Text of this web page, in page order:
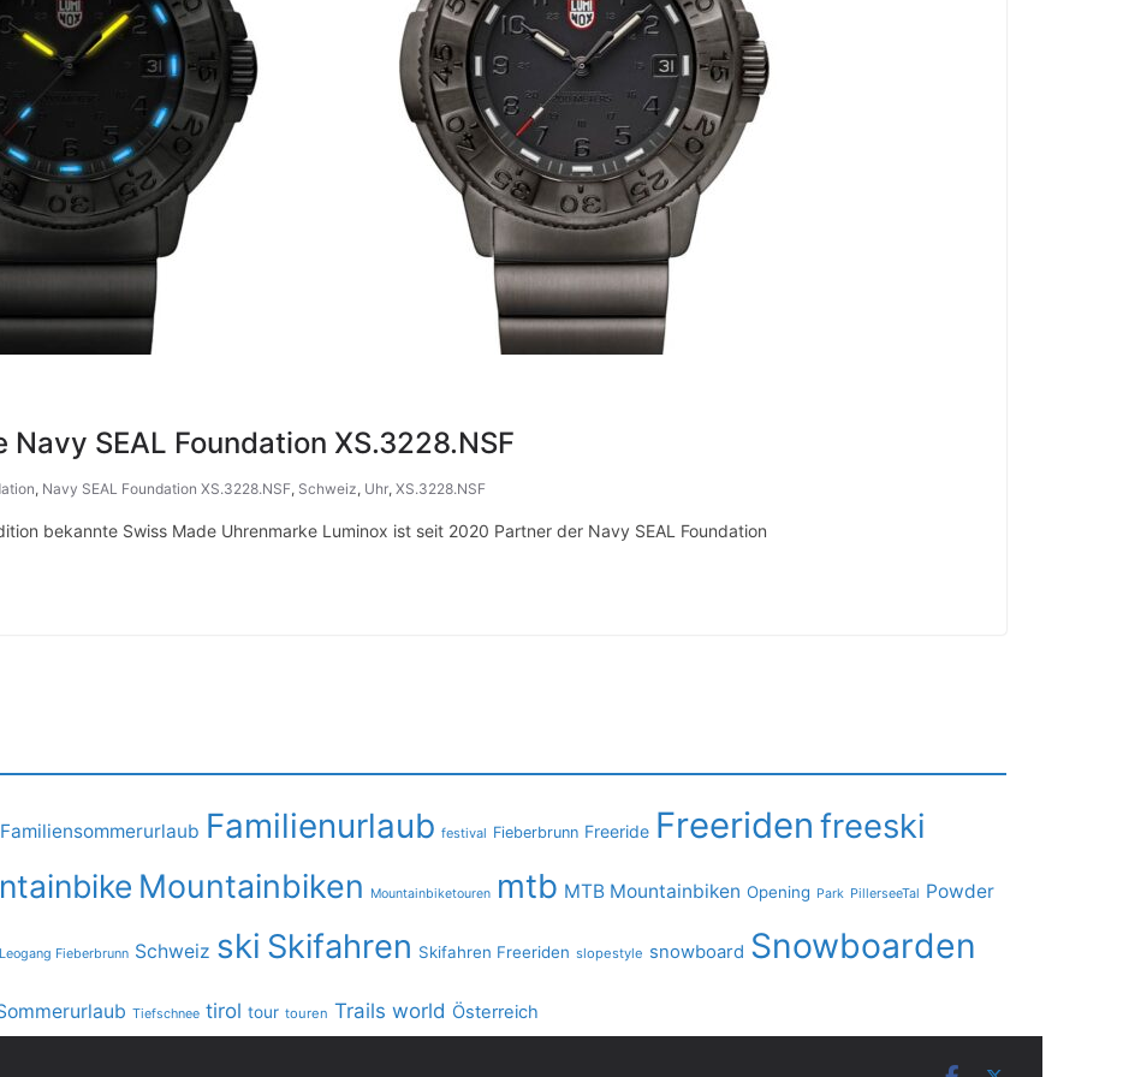
SEAL Foundation XS.3228.NSF
, Navy SEAL Foundation XS.3228.NSF, Schweiz, Uhr, XS.3228.NSF
bekannte Swiss Made Uhrenmarke Luminox ist seit 2020 Partner der Navy SEAL Foundation
Familiensommerurlaub Familienurlaub festival Fieberbrunn Freeride Freeriden freeski
Mountainbiken Mountainbiketouren mtb MTB Mountainbiken Opening Park PillerseeTal Powder
Fieberbrunn Schweiz ski Skifahren Skifahren Freeriden slopestyle snowboard Snowboarden
Tiefschnee tirol tour touren Trails world Österreich